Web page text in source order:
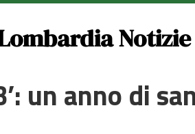
Notizie
un anno di